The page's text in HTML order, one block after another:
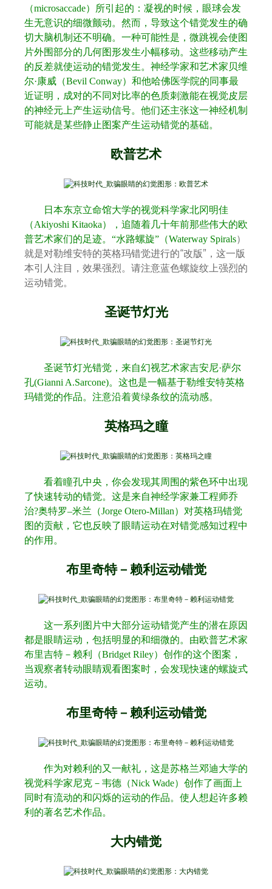
（microsaccade）所引起的：凝视的时候，眼球会发
生无意识的细微颤动。然而，导致这个错觉发生的确
切大脑机制还不明确。一种可能性是，微跳视会使图
片外围部分的几何图形发生小幅移动。这些移动产生
的反差就使运动的错觉发生。神经学家和艺术家贝维
尔·康威（Bevil Conway）和他哈佛医学院的同事最
近证明，成对的不同对比率的色质刺激能在视觉皮层
的神经元上产生运动信号。他们还主张这一神经机制
可能就是某些静止图案产生运动错觉的基础。
欧普艺术
日本东京立命馆大学的视觉科学家北冈明佳
（Akiyoshi Kitaoka），追随着几十年前那些伟大的欧
普艺术家们的足迹。 “水路螺旋” （Waterway Spirals）
就是对勒维安特的英格玛错觉进行的“改版” ，这一版
本引人注目，效果强烈。请注意蓝色螺旋纹上强烈的
运动错觉。
圣诞节灯光
圣诞节灯光错觉，来自幻视艺术家吉安尼·萨尔
孔(Gianni A.Sarcone)。这也是一幅基于勒维安特英格
玛错觉的作品。注意沿着黄绿条纹的流动感。
英格玛之瞳
看着瞳孔中央，你会发现其周围的紫色环中出现
了快速转动的错觉。这是来自神经学家兼工程师乔
治?奥特罗–米兰（Jorge Otero-Millan）对英格玛错觉
图的贡献，它也反映了眼睛运动在对错觉感知过程中
的作用。
布里奇特－赖利运动错觉
这一系列图片中大部分运动错觉产生的潜在原因
都是眼睛运动，包括明显的和细微的。由欧普艺术家
布里吉特－赖利（Bridget Riley）创作的这个图案，
当观察者转动眼睛观看图案时，会发现快速的螺旋式
运动。
布里奇特－赖利运动错觉
作为对赖利的又一献礼，这是苏格兰邓迪大学的
视觉科学家尼克－韦德（Nick Wade）创作了画面上
同时有流动的和闪烁的运动的作品。使人想起许多赖
利的著名艺术作品。
大内错觉